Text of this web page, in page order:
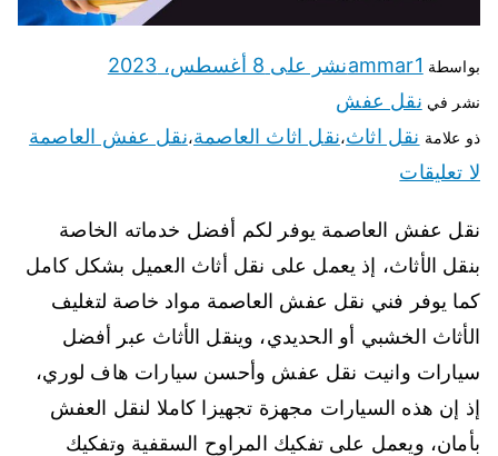
بواسطة ammar1نشر على 8 أغسطس، 2023
نشر في نقل عفش
ذو علامة نقل اثاث،نقل اثاث العاصمة،نقل عفش العاصمة
لا تعليقات
نقل عفش العاصمة يوفر لكم أفضل خدماته الخاصة
بنقل الأثاث، إذ يعمل على نقل أثاث العميل بشكل كامل
كما يوفر فني نقل عفش العاصمة مواد خاصة لتغليف
الأثاث الخشبي أو الحديدي، وينقل الأثاث عبر أفضل
سيارات وانيت نقل عفش وأحسن سيارات هاف لوري،
إذ إن هذه السيارات مجهزة تجهيزا كاملا لنقل العفش
بأمان، ويعمل على تفكيك المراوح السقفية وتفكيك